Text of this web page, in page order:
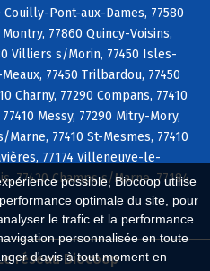
possible, Biocoop utilise
optimale du site, pour
le trafic et la performance
personnalisée en toute
d'avis à tout moment en
Pont-aux-Dames, 77580
77860 Quincy-Voisins,
Villiers s/Morin, 77450 Isles-
77450 Trilbardou, 77450
Charny, 77290 Compans, 77410
Messy, 77290 Mitry-Mory,
77410 St-Mesmes, 77410
77174 Villeneuve-le-
77420 Champs s/Marne, 77184
réseau Biocoop